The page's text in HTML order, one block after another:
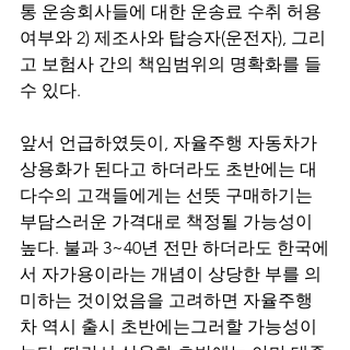
통 운송회사들에 대한 운송료 수취 허용
여부와 2) 제조사와 탑승자(운전자), 그리
고 보험사 간의 책임범위의 명확화를 들
수 있다.
앞서 언급하였듯이, 자율주행 자동차가
상용화가 된다고 하더라도 초반에는 대
다수의 고객들에게는 선뜻 구매하기는
부담스러운 가격대로 책정될 가능성이
높다. 불과 3~40년 전만 하더라도 한국에
서 자가용이라는 개념이 상당한 부를 의
미하는 것이었음을 고려하면 자율주행
차 역시 출시 초반에는그러할 가능성이